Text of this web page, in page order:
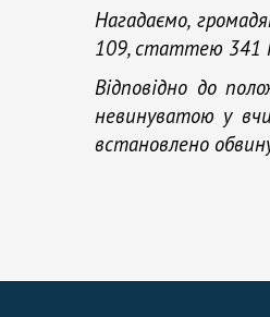
Нагадаємо,
109, статтею 341
Відповідно до
невинуватою у
встановлено